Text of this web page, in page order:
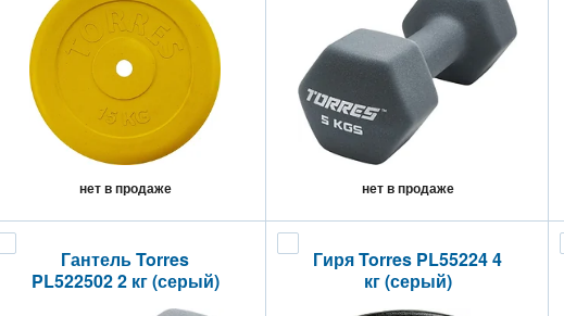
нет в продаже нет в продаже
Гантель Torres
PL522502 2 кг (серый)
Гиря Torres PL55224 4
кг (серый)